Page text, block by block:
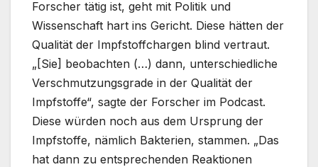
Forscher tätig ist, geht mit Politik und
Wissenschaft hart ins Gericht. Diese hätten der
Qualität der Impfstoffchargen blind vertraut.
„[Sie] beobachten (…) dann, unterschiedliche
Verschmutzungsgrade in der Qualität der
Impfstoffe“, sagte der Forscher im Podcast.
Diese würden noch aus dem Ursprung der
Impfstoffe, nämlich Bakterien, stammen. „Das
hat dann zu entsprechenden Reaktionen